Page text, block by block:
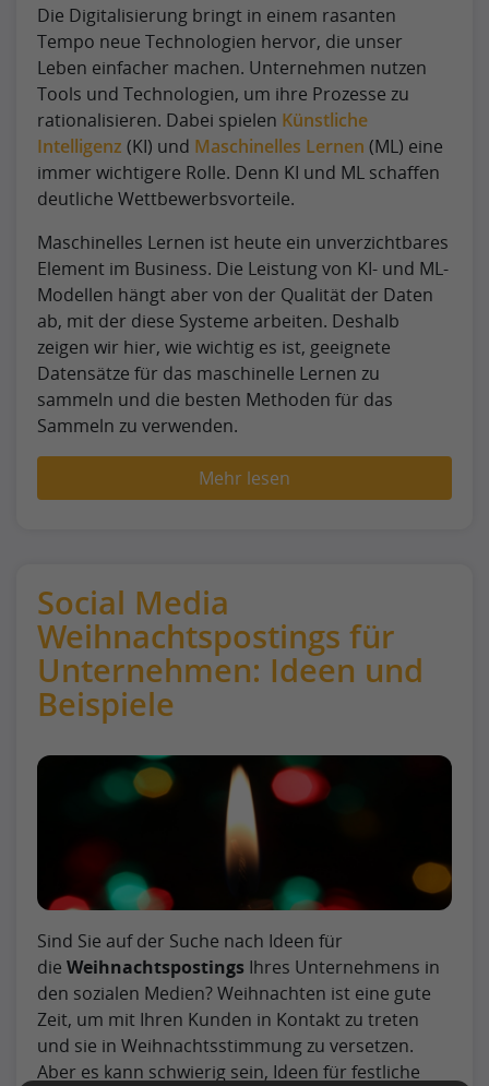
Die Digitalisierung bringt in einem rasanten
Tempo neue Technologien hervor, die unser
Leben einfacher machen. Unternehmen nutzen
Tools und Technologien, um ihre Prozesse zu
rationalisieren. Dabei spielen Künstliche
Intelligenz (KI) und Maschinelles Lernen (ML) eine
immer wichtigere Rolle. Denn KI und ML schaffen
deutliche Wettbewerbsvorteile.
Maschinelles Lernen ist heute ein unverzichtbares
Element im Business. Die Leistung von KI- und ML-
Modellen hängt aber von der Qualität der Daten
ab, mit der diese Systeme arbeiten. Deshalb
zeigen wir hier, wie wichtig es ist, geeignete
Datensätze für das maschinelle Lernen zu
sammeln und die besten Methoden für das
Sammeln zu verwenden.
Mehr lesen
Social Media
Weihnachtspostings für
Unternehmen: Ideen und
Beispiele
Sind Sie auf der Suche nach Ideen für
die Weihnachtspostings Ihres Unternehmens in
den sozialen Medien? Weihnachten ist eine gute
Zeit, um mit Ihren Kunden in Kontakt zu treten
und sie in Weihnachtsstimmung zu versetzen.
Aber es kann schwierig sein, Ideen für festliche